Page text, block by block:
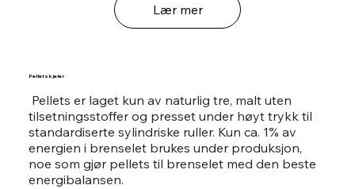
Lær mer
Pellets er laget kun av naturlig tre, malt uten
tilsetningsstoffer og presset under høyt trykk til
standardiserte sylindriske ruller. Kun ca. 1% av
energien i brenselet brukes under produksjon,
noe som gjør pellets til brenselet med den beste
energibalansen.
Pelletskjeler